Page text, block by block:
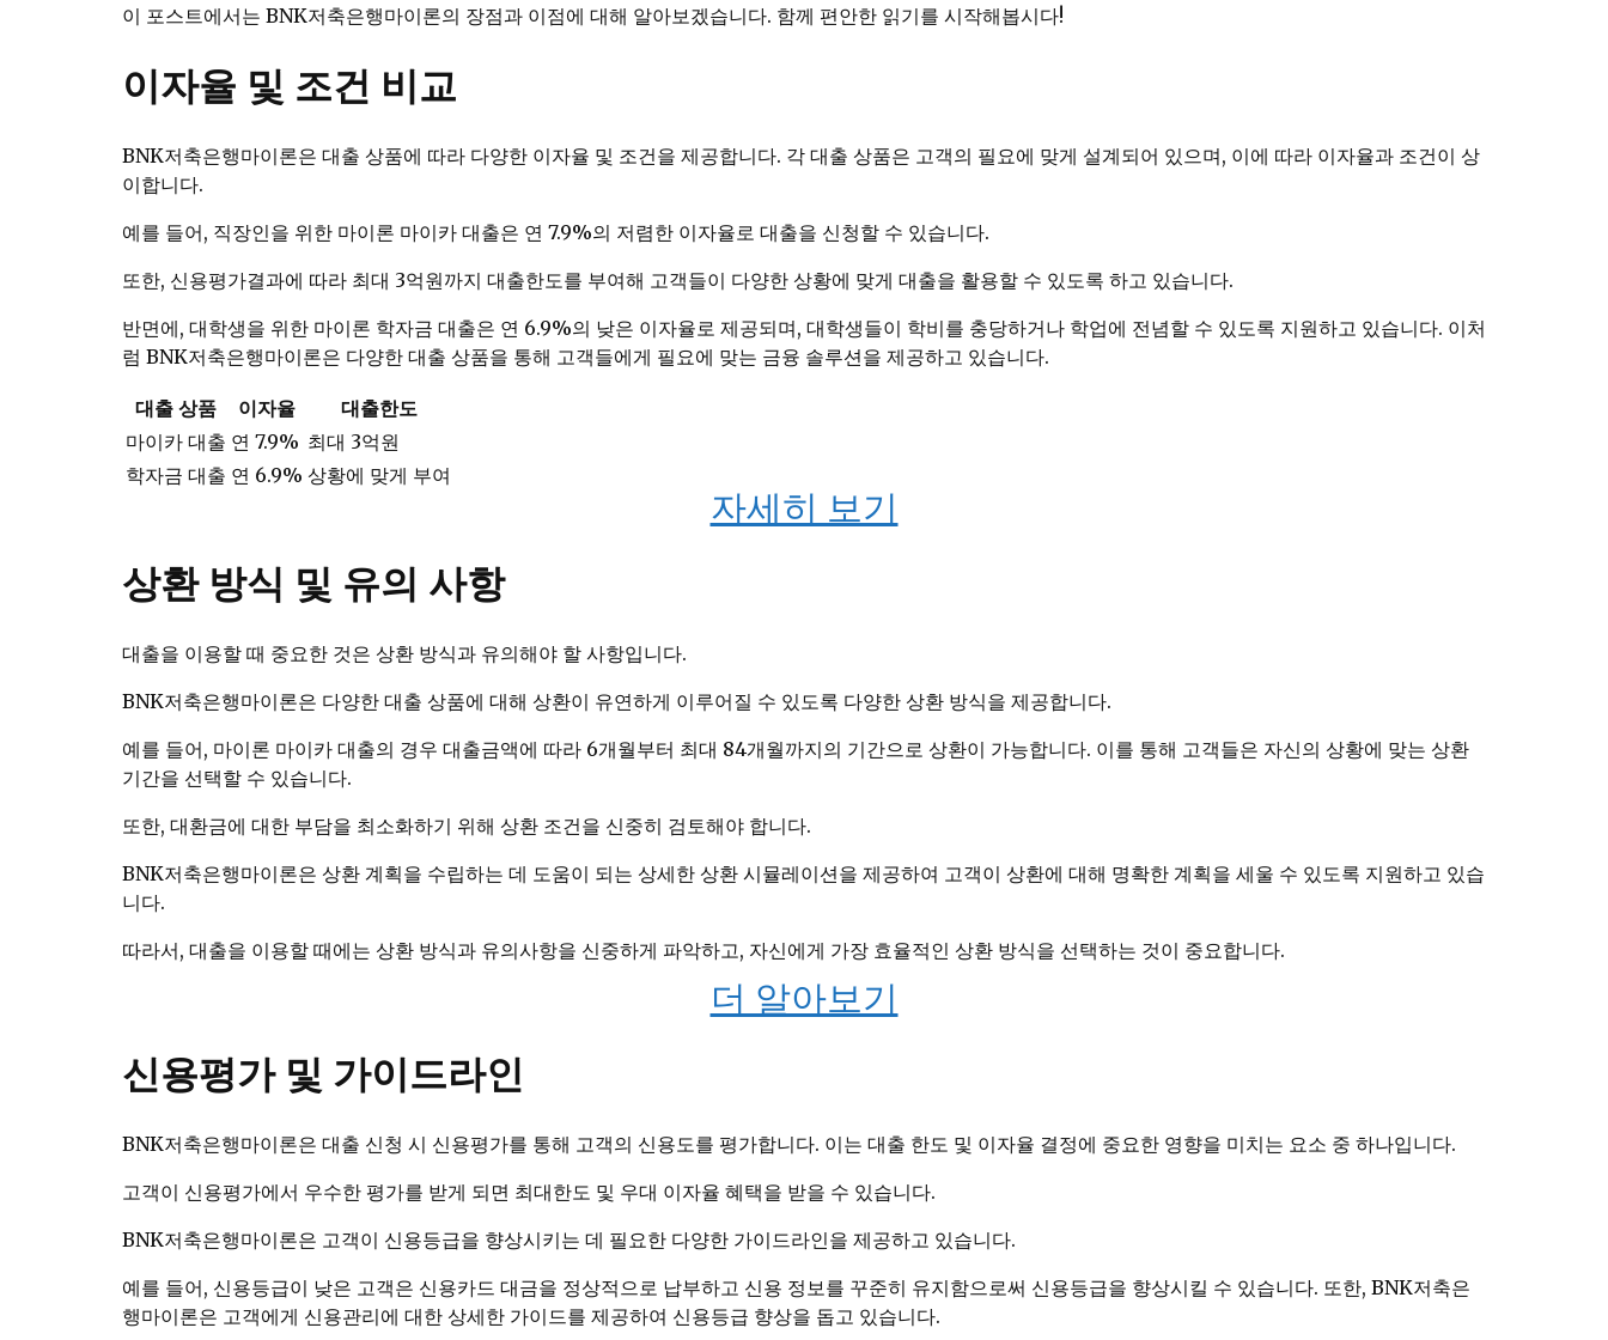
이 포스트에서는 BNK저축은행마이론의 장점과 이점에 대해 알아보겠습니다. 함께 편안한 읽기를 시작해봅시다!
이자율 및 조건 비교
BNK저축은행마이론은 대출 상품에 따라 다양한 이자율 및 조건을 제공합니다. 각 대출 상품은 고객의 필요에 맞게 설계되어 있으며, 이에 따라 이자율과 조건이 상
이합니다.
예를 들어, 직장인을 위한 마이론 마이카 대출은 연 7.9%의 저렴한 이자율로 대출을 신청할 수 있습니다.
또한, 신용평가결과에 따라 최대 3억원까지 대출한도를 부여해 고객들이 다양한 상황에 맞게 대출을 활용할 수 있도록 하고 있습니다.
반면에, 대학생을 위한 마이론 학자금 대출은 연 6.9%의 낮은 이자율로 제공되며, 대학생들이 학비를 충당하거나 학업에 전념할 수 있도록 지원하고 있습니다. 이처
럼 BNK저축은행마이론은 다양한 대출 상품을 통해 고객들에게 필요에 맞는 금융 솔루션을 제공하고 있습니다.
대출 상품 이자율
대출한도
마이카 대출 연 7.9% 최대 3억원
학자금 대출 연 6.9% 상황에 맞게 부여
자세히 보기
상환 방식 및 유의 사항
대출을 이용할 때 중요한 것은 상환 방식과 유의해야 할 사항입니다.
BNK저축은행마이론은 다양한 대출 상품에 대해 상환이 유연하게 이루어질 수 있도록 다양한 상환 방식을 제공합니다.
예를 들어, 마이론 마이카 대출의 경우 대출금액에 따라 6개월부터 최대 84개월까지의 기간으로 상환이 가능합니다. 이를 통해 고객들은 자신의 상황에 맞는 상환
기간을 선택할 수 있습니다.
또한, 대환금에 대한 부담을 최소화하기 위해 상환 조건을 신중히 검토해야 합니다.
BNK저축은행마이론은 상환 계획을 수립하는 데 도움이 되는 상세한 상환 시뮬레이션을 제공하여 고객이 상환에 대해 명확한 계획을 세울 수 있도록 지원하고 있습
니다.
따라서, 대출을 이용할 때에는 상환 방식과 유의사항을 신중하게 파악하고, 자신에게 가장 효율적인 상환 방식을 선택하는 것이 중요합니다.
더 알아보기
신용평가 및 가이드라인
BNK저축은행마이론은 대출 신청 시 신용평가를 통해 고객의 신용도를 평가합니다. 이는 대출 한도 및 이자율 결정에 중요한 영향을 미치는 요소 중 하나입니다.
고객이 신용평가에서 우수한 평가를 받게 되면 최대한도 및 우대 이자율 혜택을 받을 수 있습니다.
BNK저축은행마이론은 고객이 신용등급을 향상시키는 데 필요한 다양한 가이드라인을 제공하고 있습니다.
예를 들어, 신용등급이 낮은 고객은 신용카드 대금을 정상적으로 납부하고 신용 정보를 꾸준히 유지함으로써 신용등급을 향상시킬 수 있습니다. 또한, BNK저축은
행마이론은 고객에게 신용관리에 대한 상세한 가이드를 제공하여 신용등급 향상을 돕고 있습니다.